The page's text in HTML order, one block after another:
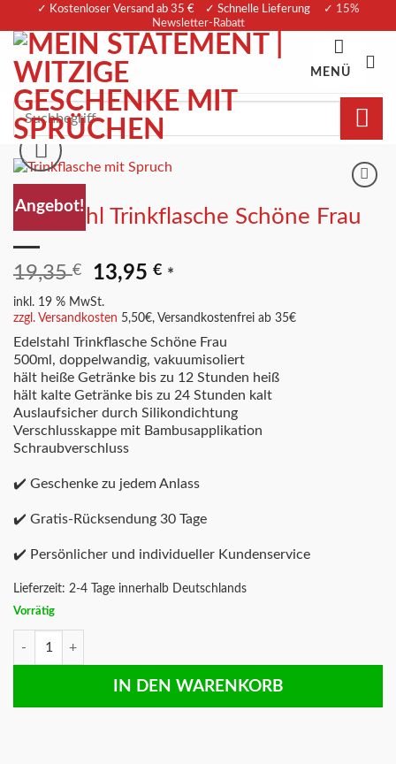
springen
✓ Kostenloser Versand ab 35 € ✓ Schnelle Lieferung
✓ 15%
Newsletter-Rabatt
MENÜ
Suchen
nach:
Angebot!
Merkliste
Edelstahl Trinkflasche Schöne Frau
19,35€
Ursprünglicher
Preis
war:
19,35 €
13,95€Aktueller
ist:
13,95 €.
*
inkl. 19 % MwSt.
zzgl. Versandkosten 5,50€, Versandkostenfrei ab 35€
Edelstahl Trinkflasche Schöne Frau
500ml, doppelwandig, vakuumisoliert
hält heiße Getränke bis zu 12 Stunden heiß
hält kalte Getränke bis zu 24 Stunden kalt
Auslaufsicher durch Silikondichtung
Verschlusskappe mit Bambusapplikation
Schraubverschluss
✔️ Geschenke zu jedem Anlass
✔️ Gratis-Rücksendung 30 Tage
✔️ Persönlicher und individueller Kundenservice
Lieferzeit: 2-4 Tage innerhalb Deutschlands
Vorrätig
IN DEN WARENKORB